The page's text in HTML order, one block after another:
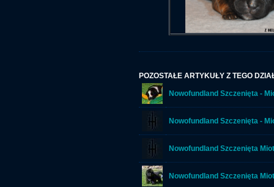
POZOSTAŁE ARTYKUŁY Z TEGO
Nowofundland Szczenięta -
Nowofundland Szczenięta -
Nowofundland Szczenięta
Nowofundland Szczenięta